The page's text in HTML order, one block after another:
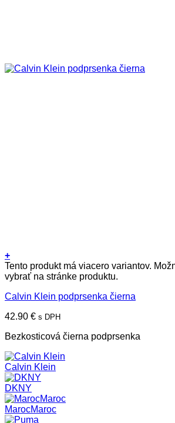
+
Tento produkt má viacero variantov.
vybrať na stránke produktu.
Calvin Klein podprsenka čierna
42.90 € s DPH
Bezkosticová čierna podprsenka
Calvin Klein
DKNY
MarocMaroc